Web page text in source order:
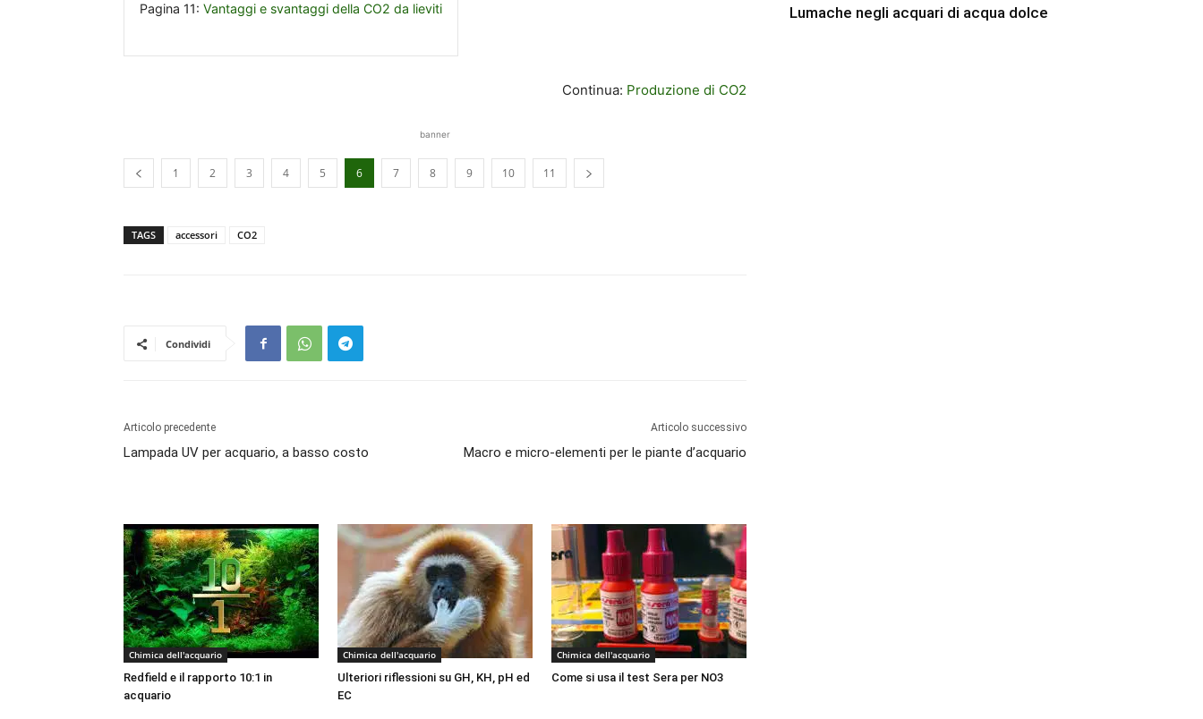
Pagina 11: Vantaggi e svantaggi della CO2 da lieviti
Continua: Produzione di CO2
banner
1 2 3 4 5 6 7 8 9 10 11
TAGS accessori CO2
Condividi
Articolo precedente
Lampada UV per acquario, a basso costo
Articolo successivo
Macro e micro-elementi per le piante d’acquario
Chimica dell'acquario
Redfield e il rapporto 10:1 in
acquario
Chimica dell'acquario
Ulteriori riflessioni su GH, KH, pH ed
EC
Chimica dell'acquario
Come si usa il test Sera per NO3
Lumache negli acquari di acqua dolce